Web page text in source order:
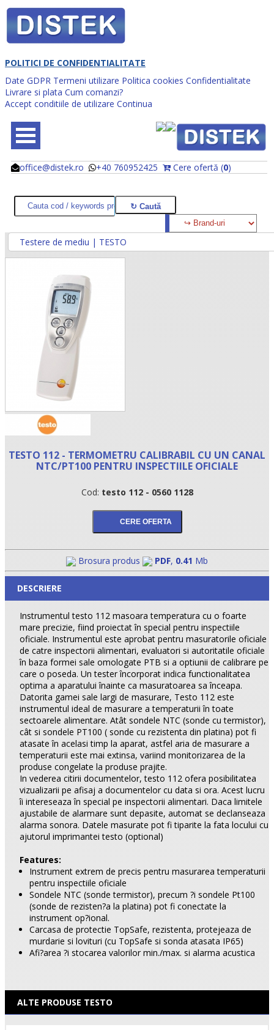
POLITICI DE CONFIDENTIALITATE
Date GDPR Termeni utilizare Politica cookies Confidentialitate
Livrare si plata Cum comanzi?
Accept conditiile de utilizare Continua
office@distek.ro +40 760952425 Cere ofertă (0)
@
@
•
•
Testere de mediu | TESTO
TESTO 112 - TERMOMETRU CALIBRABIL CU UN CANAL
NTC/PT100 PENTRU INSPECTIILE OFICIALE
Cod: testo 112 - 0560 1128
Brosura produs PDF, 0.41 Mb
DESCRIERE
Instrumentul testo 112 masoara temperatura cu o foarte
mare precizie, fiind proiectat în special pentru inspectiile
oficiale. Instrumentul este aprobat pentru masuratorile oficiale
de catre inspectorii alimentari, evaluatori si autoritatile oficiale
în baza formei sale omologate PTB si a optiunii de calibrare pe
care o poseda. Un tester încorporat indica functionalitatea
optima a aparatului înainte ca masuratoarea sa înceapa.
Datorita gamei sale largi de masurare, Testo 112 este
instrumentul ideal de masurare a temperaturii în toate
sectoarele alimentare. Atât sondele NTC (sonde cu termistor),
cât si sondele PT100 ( sonde cu rezistenta din platina) pot fi
atasate în acelasi timp la aparat, astfel aria de masurare a
temperaturii este mai extinsa, variind monitorizarea de la
produse congelate la produse prajite.
In vederea citirii documentelor, testo 112 ofera posibilitatea
vizualizarii pe afisaj a documentelor cu data si ora. Acest lucru
îi intereseaza în special pe inspectorii alimentari. Daca limitele
ajustabile de alarmare sunt depasite, automat se declanseaza
alarma sonora. Datele masurate pot fi tiparite la fata locului cu
ajutorul imprimantei testo (optional)
Features:
Instrument extrem de precis pentru masurarea temperaturii
pentru inspectiile oficiale
Sondele NTC (sonde termistor), precum ?i sondele Pt100
(sonde de rezisten?a la platina) pot fi conectate la
instrument op?ional.
Carcasa de protectie TopSafe, rezistenta, protejeaza de
murdarie si lovituri (cu TopSafe si sonda atasata IP65)
Afi?area ?i stocarea valorilor min./max. si alarma acustica
ALTE PRODUSE TESTO